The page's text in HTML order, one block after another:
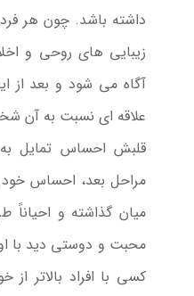
داشته باشد. چون هر
زیبایی های روحی و
آگاه می شود و بعد
علاقه ای نسبت به آن
قلبش احساس تمایل
مراحل بعد، احساس خود
میان گذاشته و احیاناً
محبت و دوستی دید با او
کسی با افراد بالاتر